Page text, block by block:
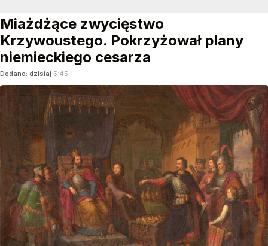
Miażdżące zwycięstwo
Krzywoustego. Pokrzyżował plany
niemieckiego cesarza
Dodano: dzisiaj 5:45